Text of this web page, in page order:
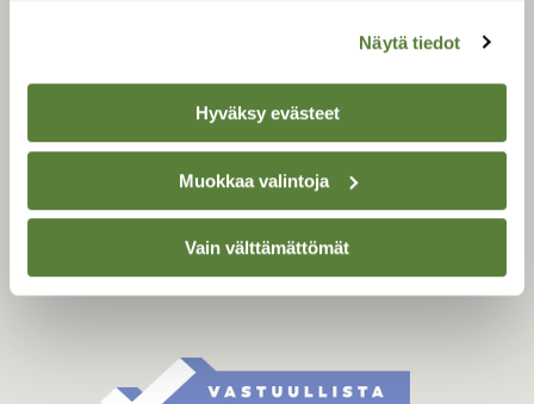
Näytä tiedot
Hyväksy evästeet
Muokkaa valintoja
Vain välttämättömät
SUOJELU­LIITTO
Suomen Luonto -lehden
kustantaja on
luonnonsuojelu­liitto.